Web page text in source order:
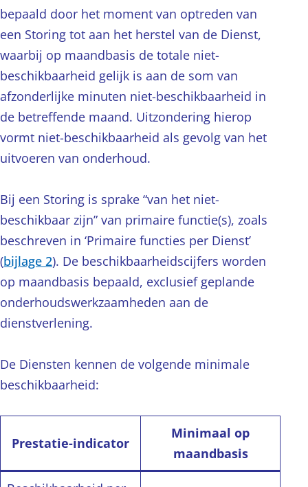
bepaald door het moment van optreden van
een Storing tot aan het herstel van de Dienst,
waarbij op maandbasis de totale niet-
beschikbaarheid gelijk is aan de som van
afzonderlijke minuten niet-beschikbaarheid in
de betreffende maand. Uitzondering hierop
vormt niet-beschikbaarheid als gevolg van het
uitvoeren van onderhoud.
Bij een Storing is sprake “van het niet-
beschikbaar zijn” van primaire functie(s), zoals
beschreven in ‘Primaire functies per Dienst’
(bijlage 2). De beschikbaarheidscijfers worden
op maandbasis bepaald, exclusief geplande
onderhoudswerkzaamheden aan de
dienstverlening.
De Diensten kennen de volgende minimale
beschikbaarheid:
Prestatie-indicator
Minimaal op
maandbasis